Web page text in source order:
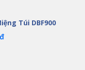
Túi DBF900